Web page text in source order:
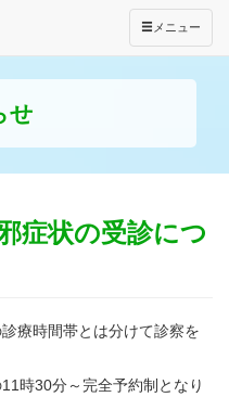
メニュー
せ
症状の受診につ
療時間帯とは分けて診察を
時30分～完全予約制となり